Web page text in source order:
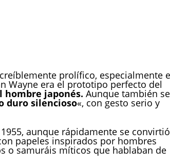
prolífico, especialmente
Wayne era el prototipo perfecto del
hombre japonés. Aunque también
duro silencioso«, con gesto serio y
aunque rápidamente se convirtió
papeles inspirados por hombres
o samuráis míticos que hablaban de